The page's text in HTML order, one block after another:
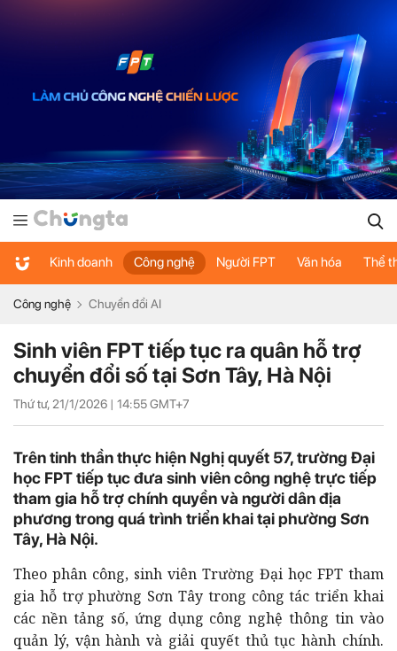
Kinh doanh Công nghệ Người FPT Văn hóa Thể
Công nghệ Chuyển đổi AI
Sinh viên FPT tiếp tục ra quân hỗ trợ
chuyển đổi số tại Sơn Tây, Hà Nội
Thứ tư, 21/1/2026 | 14:55GMT+7
Trên tinh thần thực hiện Nghị quyết 57, trường Đại
học FPT tiếp tục đưa sinh viên công nghệ trực tiếp
tham gia hỗ trợ chính quyền và người dân địa
phương trong quá trình triển khai tại phường Sơn
Tây, Hà Nội.
Theo phân công, sinh viên Trường Đại học FPT tham
gia hỗ trợ phường Sơn Tây trong công tác triển khai
các nền tảng số, ứng dụng công nghệ thông tin vào
quản lý, vận hành và giải quyết thủ tục hành chính.